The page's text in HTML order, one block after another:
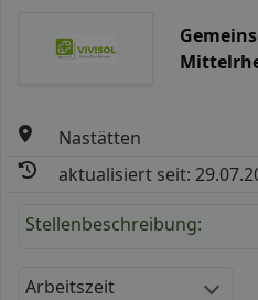
Nastätten
aktualisiert seit:
Stellenbeschreibung:
Arbeitszeit